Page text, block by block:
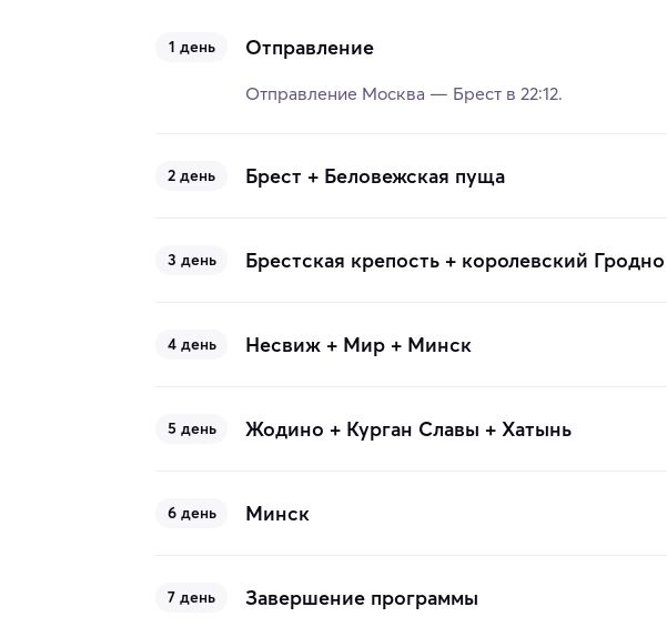
1 день Отправление
Отправление Москва — Брест в 22:12.
2 день Брест + Беловежская пуща
3 день Брестская крепость + королевский Гродно
4 день Несвиж + Мир + Минск
5 день Жодино + Курган Славы + Хатынь
6 день Минск
7 день Завершение программы